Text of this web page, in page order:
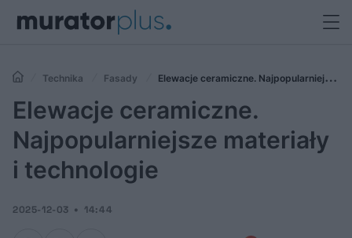
Technika Fasady
Elewacje ceramiczne. Najpopularniejsze
materiały i technologie
Elewacje ceramiczne.
Najpopularniejsze materiały
i technologie
2025-12-03 14:44